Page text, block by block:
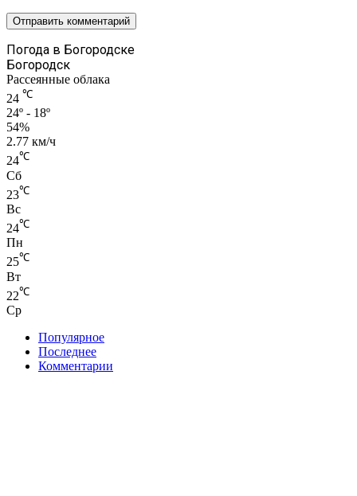
Погода в Богородске
Богородск
Рассеянные облака
24 ℃
24º - 18º
54%
2.77 км/ч
24℃
Сб
23℃
Вс
24℃
Пн
25℃
Вт
22℃
Ср
Популярное
Последнее
Комментарии